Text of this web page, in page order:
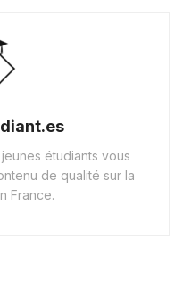
étudiants vous
de qualité sur la
France.